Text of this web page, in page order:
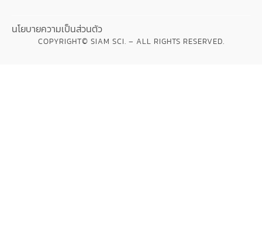
COPYRIGHT© SIAM SCI. – ALL RIGHTS RESERVED.
นโยบายความเป็นส่วนตัว